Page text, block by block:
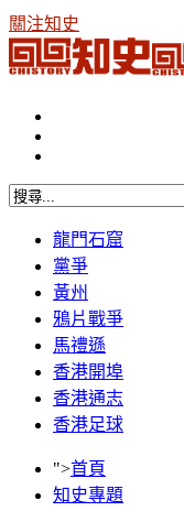
關注知史
龍門石窟
黨爭
黃州
鴉片戰爭
馬禮遜
香港開埠
香港通志
香港足球
">首頁
知史專題